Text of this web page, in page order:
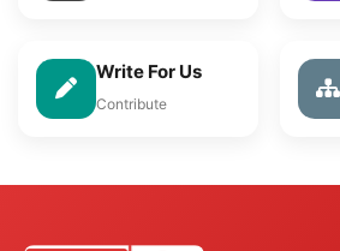
Write For Us
Contribute